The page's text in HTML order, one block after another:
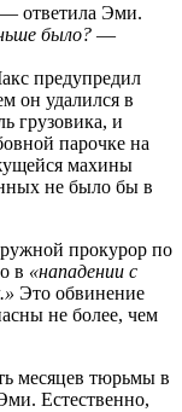
ответила Эми.
было? —
предупредил
он удалился в
грузовика, и
парочке на
махины
не было бы в
прокурор по
в «нападении с
Это обвинение
не более, чем
месяцев тюрьмы в
Естественно,